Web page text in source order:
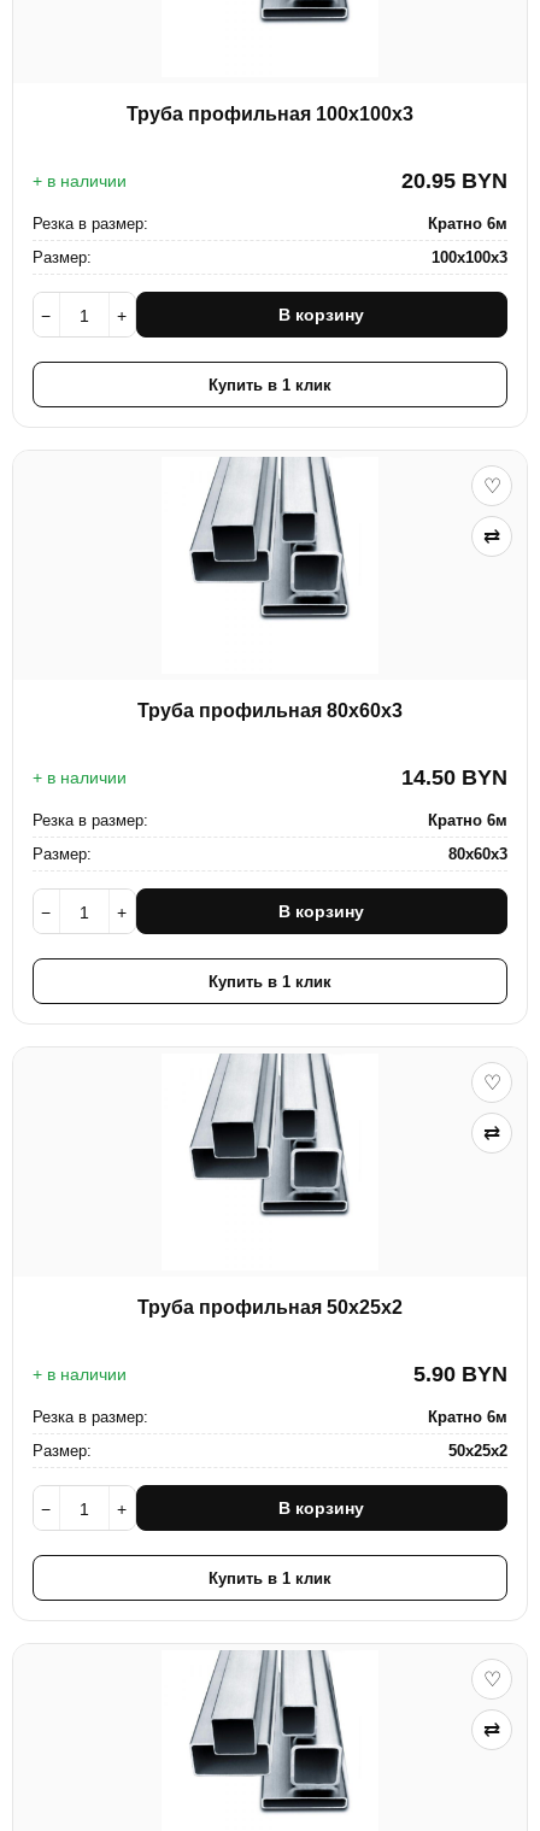
Труба профильная 100х100х3
+ в наличии 20.95 BYN
Резка в размер:
Кратно 6м
Размер:
100х100х3
− + В корзину
Купить в 1 клик
♡
⇄
Труба профильная 80х60х3
+ в наличии 14.50 BYN
Резка в размер:
Кратно 6м
Размер:
80х60х3
− + В корзину
Купить в 1 клик
♡
⇄
Труба профильная 50х25х2
+ в наличии 5.90 BYN
Резка в размер:
Кратно 6м
Размер:
50х25х2
− + В корзину
Купить в 1 клик
♡
⇄